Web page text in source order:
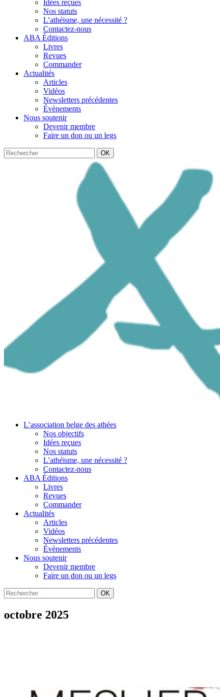
Idées reçues
Nos statuts
L’athéisme, une nécessité ?
Contactez-nous
ABA Éditions
Livres
Revues
Commander
Actualités
Articles
Vidéos
Newsletters précédentes
Évènements
Nous soutenir
Devenir membre
Faire un don ou un legs
OK
L’association belge des athées
Nos objectifs
Idées reçues
Nos statuts
L’athéisme, une nécessité ?
Contactez-nous
ABA Éditions
Livres
Revues
Commander
Actualités
Articles
Vidéos
Newsletters précédentes
Évènements
Nous soutenir
Devenir membre
Faire un don ou un legs
OK
octobre 2025